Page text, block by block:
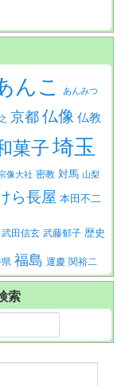
んこ あんみつ
京都仏像 仏教
菓子埼玉
像大社 密教 対馬 山梨
ら長屋 本田不二
武田信玄 武藤郁子 歴史
福島 運慶 関裕二
索